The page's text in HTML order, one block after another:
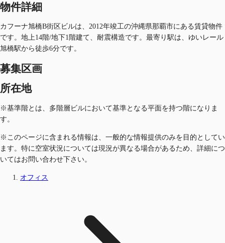
物件詳細
カフーナ旭橋B街区ビルは、2012年竣工の沖縄県那覇市にある賃貸物件
です。地上14階/地下1階建て、耐震構造です。最寄り駅は、ゆいレール
旭橋駅から徒歩6分です。
募集区画
所在地
※基準階とは、多階層ビルにおいて基準となる平面を持つ階になりま
す。
※このページに含まれる情報は、一般的な情報提供のみを目的としてい
ます。特に空室状況については現況が異なる場合があるため、詳細につ
いてはお問い合わせ下さい。
オフィス